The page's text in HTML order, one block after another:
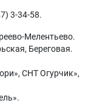
3-34-58.
Мелентьево.
Береговая.
СНТ Огурчик»,